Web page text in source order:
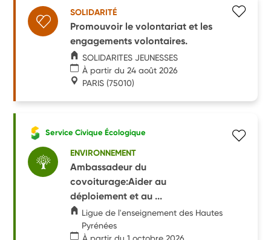
SOLIDARITÉ
Promouvoir le volontariat et les
engagements volontaires.
SOLIDARITES JEUNESSES
À partir du 24 août 2026
PARIS (75010)
Service Civique Écologique
ENVIRONNEMENT
Ambassadeur du
covoiturage:Aider au
déploiement et au ...
Ligue de l'enseignement des Hautes
Pyrénées
À partir du 1 octobre 2026